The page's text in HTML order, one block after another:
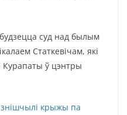
суд над былым
Статкевічам, які
Курапаты ў цэнтры
крыжы па